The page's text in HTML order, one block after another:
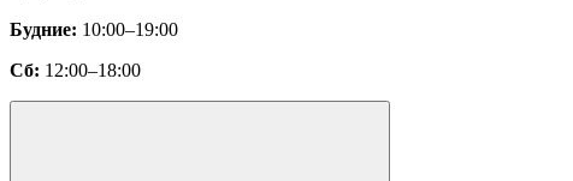
Будние: 10:00–19:00
Сб: 12:00–18:00